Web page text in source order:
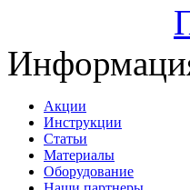
Акции
Инструкции
Статьи
Материалы
Оборудование